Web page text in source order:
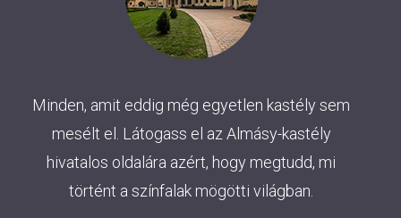
Minden, amit eddig még egyetlen kastély sem
mesélt el. Látogass el az Almásy-kastély
hivatalos oldalára azért, hogy megtudd, mi
történt a színfalak mögötti világban.